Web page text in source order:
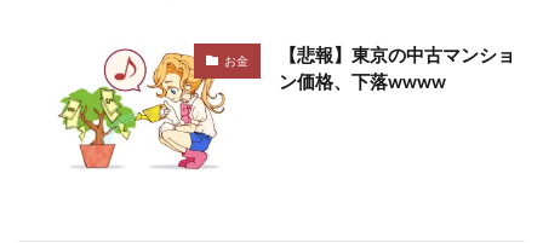
お金
【悲報】東京の中古マンショ
ン価格、下落wwww